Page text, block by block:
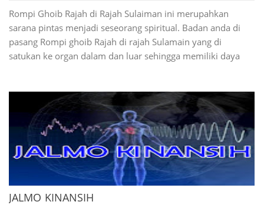
Rompi Ghoib Rajah di Rajah Sulaiman ini merupahkan
sarana pintas menjadi seseorang spiritual. Badan anda di
pasang Rompi ghoib Rajah di rajah Sulamain yang di
satukan ke organ dalam dan luar sehingga memiliki daya
JALMO KINANSIH